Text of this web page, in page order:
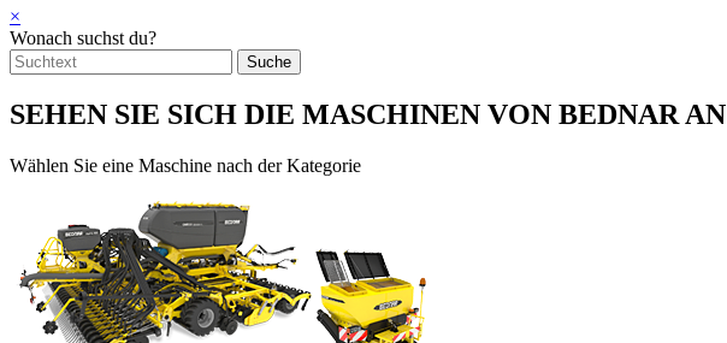
×
Wonach suchst du?
SEHEN SIE SICH DIE MASCHINEN VON BEDNAR AN
Wählen Sie eine Maschine nach der Kategorie